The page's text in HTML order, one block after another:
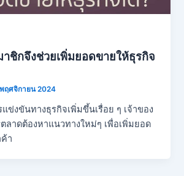
ชิกจึงช่วยเพิ่มยอดขายให้ธุรกิจ
ฤศจิกายน 2024
ข่งขันทางธุรกิจเพิ่มขึ้นเรื่อย ๆ เจ้าของ
ลาดต้องหาแนวทางใหม่ๆ เพื่อเพิ่มยอด
า